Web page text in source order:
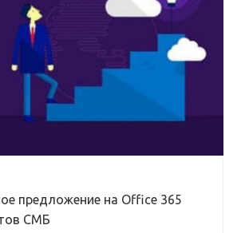
предложение на Office 365
СМБ